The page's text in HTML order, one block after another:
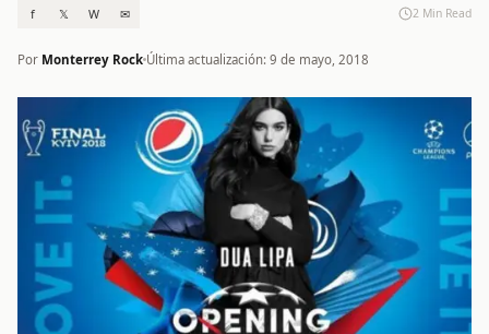
f 𝕏 W ✉ 2 Min Read
Por Monterrey Rock Última actualización: 9 de mayo, 2018